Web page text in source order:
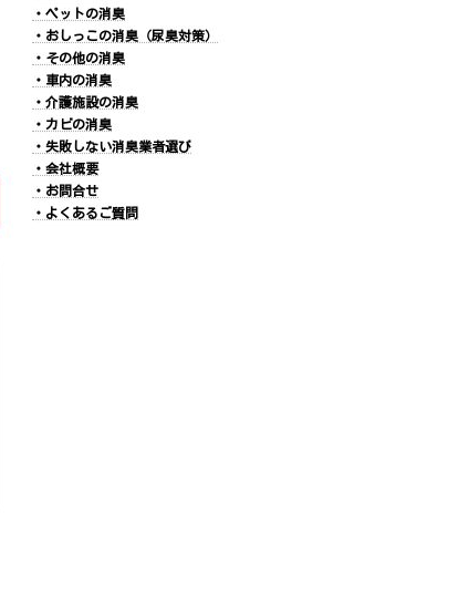
・ペットの消臭
・おしっこの消臭（尿臭対策）
・その他の消臭
・車内の消臭
・介護施設の消臭
・カビの消臭
・失敗しない消臭業者選び
・会社概要
・お問合せ
・よくあるご質問